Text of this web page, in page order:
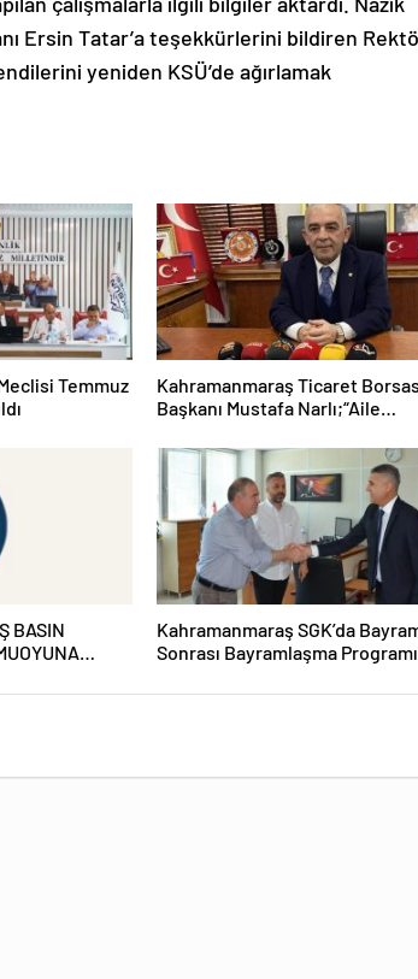
Ersin Tatar’a teşekkürlerini bildiren
yeniden KSÜ’de ağırlamak
Temmuz
Kahramanmaraş Ticaret
Başkanı Mustafa Narlı;“Aile
babalarımız, sevgi ve
en güçlü temsilcileridir”
BASIN
Kahramanmaraş SGK’da
Sonrası Bayramlaşma Programı